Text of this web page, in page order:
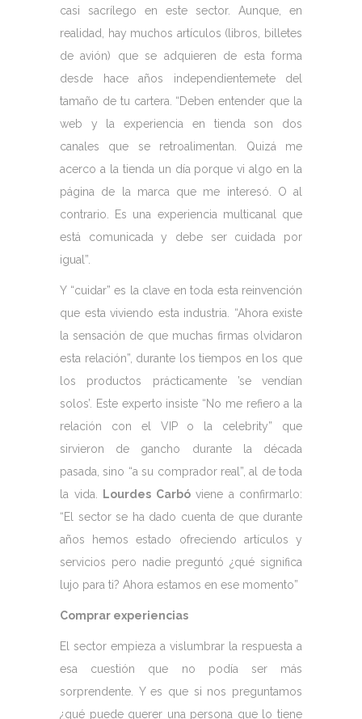
casi sacrílego en este sector. Aunque, en
realidad, hay muchos artículos (libros, billetes
de avión) que se adquieren de esta forma
desde hace años independientemete del
tamaño de tu cartera. “Deben entender que la
web y la experiencia en tienda son dos
canales que se retroalimentan. Quizá me
acerco a la tienda un día porque vi algo en la
página de la marca que me interesó. O al
contrario. Es una experiencia multicanal que
está comunicada y debe ser cuidada por
igual”.
Y “cuidar” es la clave en toda esta reinvención
que esta viviendo esta industria. “Ahora existe
la sensación de que muchas firmas olvidaron
esta relación”, durante los tiempos en los que
los productos prácticamente ’se vendían
solos’. Este experto insiste “No me refiero a la
relación con el VIP o la celebrity” que
sirvieron de gancho durante la década
pasada, sino “a su comprador real”, al de toda
la vida. Lourdes Carbóviene a confirmarlo:
“El sector se ha dado cuenta de que durante
años hemos estado ofreciendo artículos y
servicios pero nadie preguntó ¿qué significa
lujo para ti? Ahora estamos en ese momento”
Comprar experiencias
El sector empieza a vislumbrar la respuesta a
esa cuestión que no podía ser más
sorprendente. Y es que si nos preguntamos
¿qué puede querer una persona que lo tiene